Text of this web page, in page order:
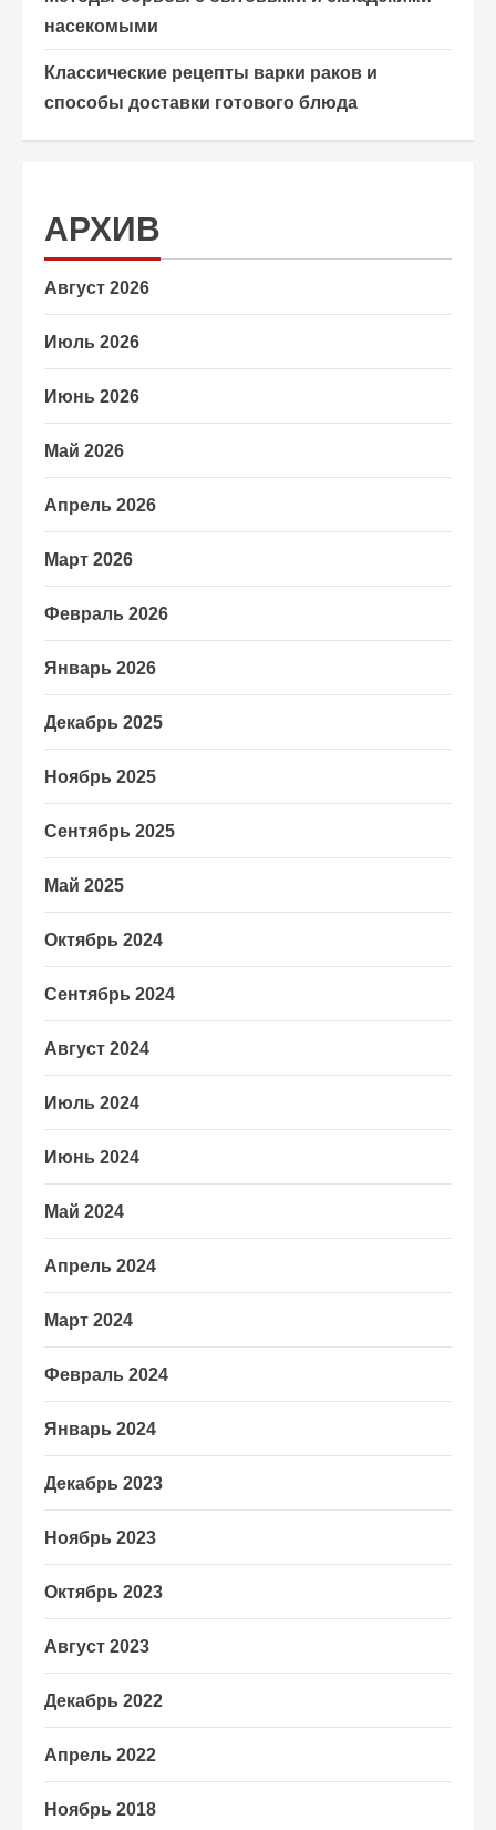
насекомыми
Классические рецепты варки раков и
способы доставки готового блюда
АРХИВ
Август 2026
Июль 2026
Июнь 2026
Май 2026
Апрель 2026
Март 2026
Февраль 2026
Январь 2026
Декабрь 2025
Ноябрь 2025
Сентябрь 2025
Май 2025
Октябрь 2024
Сентябрь 2024
Август 2024
Июль 2024
Июнь 2024
Май 2024
Апрель 2024
Март 2024
Февраль 2024
Январь 2024
Декабрь 2023
Ноябрь 2023
Октябрь 2023
Август 2023
Декабрь 2022
Апрель 2022
Ноябрь 2018